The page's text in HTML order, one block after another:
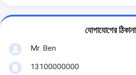
ম্যানুয়াল স্পট ওয়েল্ডিং মেশিন
একক সাইড স্পট ওয়েল্ডিং মেশিন
যোগাযোগের ঠিকানা
Mr. Ben
13100000000